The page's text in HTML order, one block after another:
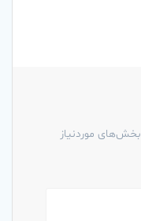
بخش‌های موردنیاز